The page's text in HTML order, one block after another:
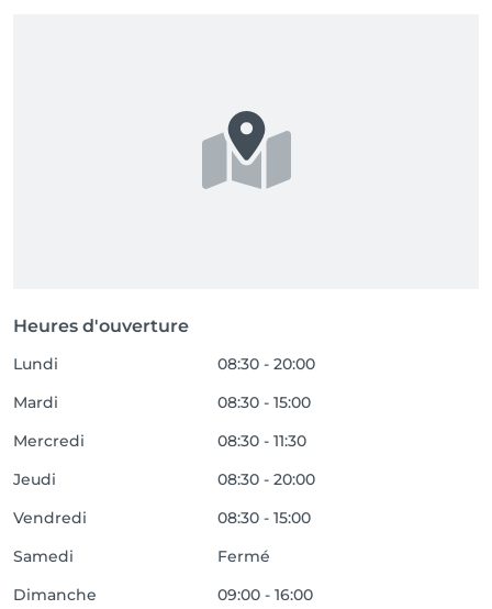
Heures d'ouverture
Lundi
08:30 - 20:00
Mardi
08:30 - 15:00
Mercredi
08:30 - 11:30
Jeudi
08:30 - 20:00
Vendredi
08:30 - 15:00
Samedi
Fermé
Dimanche
09:00 - 16:00